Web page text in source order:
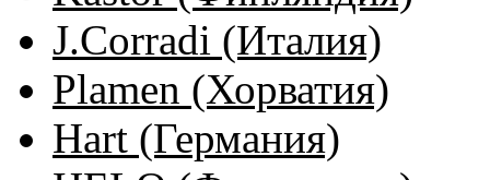
J.Corradi (Италия)
Plamen (Хорватия)
Hart (Германия)